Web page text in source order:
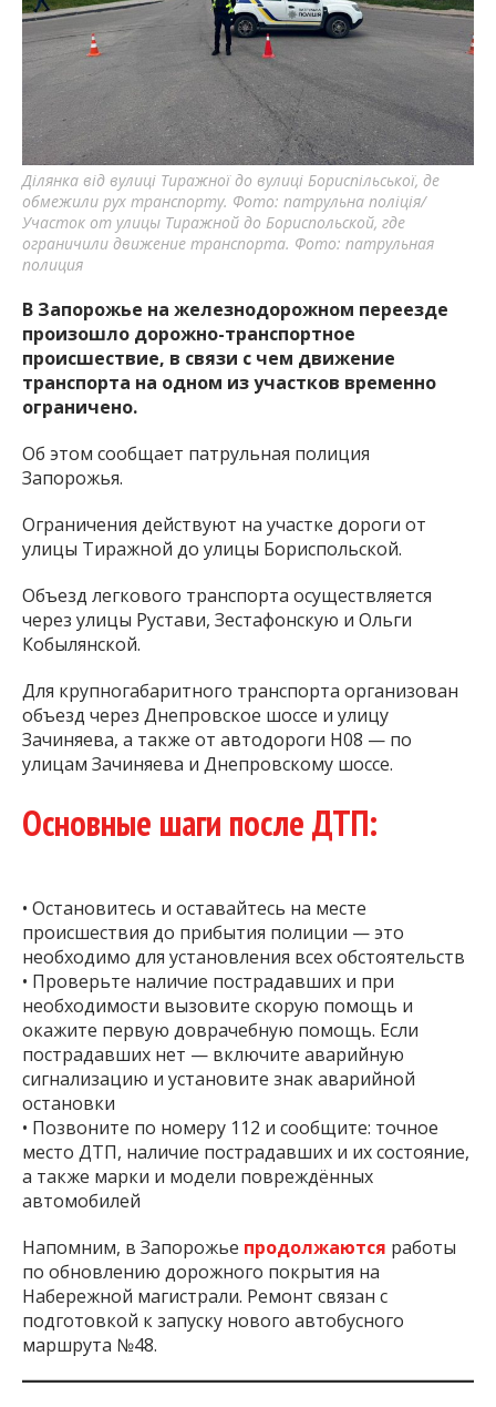
важную информацию о событиях
города Запорожья и области.
Ділянка від вулиці Тиражної до вулиці Бориспільської, де
обмежили рух транспорту. Фото: патрульна поліція/
Участок от улицы Тиражной до Бориспольской, где
ограничили движение транспорта. Фото: патрульная
полиция
В Запорожье на железнодорожном переезде
произошло дорожно-транспортное
происшествие, в связи с чем движение
транспорта на одном из участков временно
ограничено.
Об этом сообщает патрульная полиция
Запорожья.
Ограничения действуют на участке дороги от
улицы Тиражной до улицы Бориспольской.
Объезд легкового транспорта осуществляется
через улицы Рустави, Зестафонскую и Ольги
Кобылянской.
Для крупногабаритного транспорта организован
объезд через Днепровское шоссе и улицу
Зачиняева, а также от автодороги Н08 — по
улицам Зачиняева и Днепровскому шоссе.
Основные шаги после ДТП:
• Остановитесь и оставайтесь на месте
происшествия до прибытия полиции — это
необходимо для установления всех обстоятельств
• Проверьте наличие пострадавших и при
необходимости вызовите скорую помощь и
окажите первую доврачебную помощь. Если
пострадавших нет — включите аварийную
сигнализацию и установите знак аварийной
остановки
• Позвоните по номеру 112 и сообщите: точное
место ДТП, наличие пострадавших и их состояние,
а также марки и модели повреждённых
автомобилей
Напомним, в Запорожье продолжаются работы
по обновлению дорожного покрытия на
Набережной магистрали. Ремонт связан с
подготовкой к запуску нового автобусного
маршрута №48.